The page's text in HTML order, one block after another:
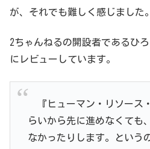
が、それでも難しく感じました。
2ちゃんねるの開設者であるひ
にレビューしています。
『ヒューマン・リソース
らいから先に進めなくても
なかったりします。という